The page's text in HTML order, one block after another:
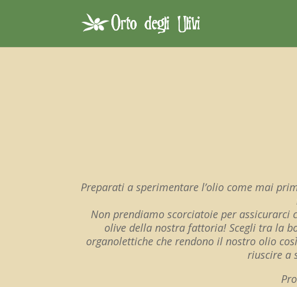
Preparati a sperimentare l’olio come mai
Non prendiamo scorciatoie per assicurarci
olive della nostra fattoria! Scegli tra la
organolettiche che rendono il nostro olio
riuscire a